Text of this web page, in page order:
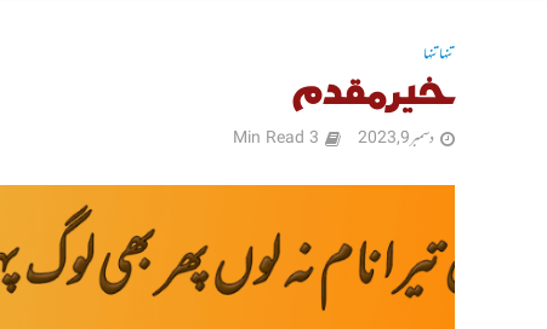
تنہا تنہا
خیرمقدم
دسمبر 9, 2023 3 Min Read